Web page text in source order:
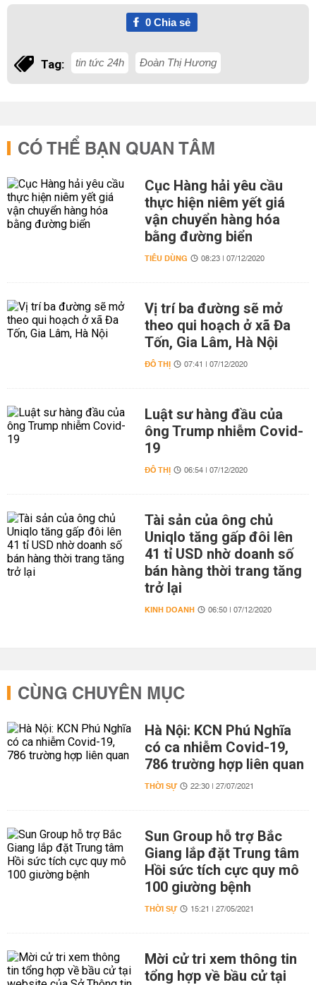
0Chia sẻ
Tag: tin tức 24h Đoàn Thị Hương
CÓ THỂ BẠN QUAN TÂM
Cục Hàng hải yêu cầu
thực hiện niêm yết giá
vận chuyển hàng hóa
bằng đường biển
TIÊU DÙNG 08:23 | 07/12/2020
Vị trí ba đường sẽ mở
theo qui hoạch ở xã Đa
Tốn, Gia Lâm, Hà Nội
ĐÔ THỊ 07:41 | 07/12/2020
Luật sư hàng đầu của
ông Trump nhiễm Covid-
19
ĐÔ THỊ 06:54 | 07/12/2020
Tài sản của ông chủ
Uniqlo tăng gấp đôi lên
41 tỉ USD nhờ doanh số
bán hàng thời trang tăng
trở lại
KINH DOANH 06:50 | 07/12/2020
CÙNG CHUYÊN MỤC
Hà Nội: KCN Phú Nghĩa
có ca nhiễm Covid-19,
786 trường hợp liên quan
THỜI SỰ 22:30 | 27/07/2021
Sun Group hỗ trợ Bắc
Giang lắp đặt Trung tâm
Hồi sức tích cực quy mô
100 giường bệnh
THỜI SỰ 15:21 | 27/05/2021
Mời cử tri xem thông tin
tổng hợp về bầu cử tại